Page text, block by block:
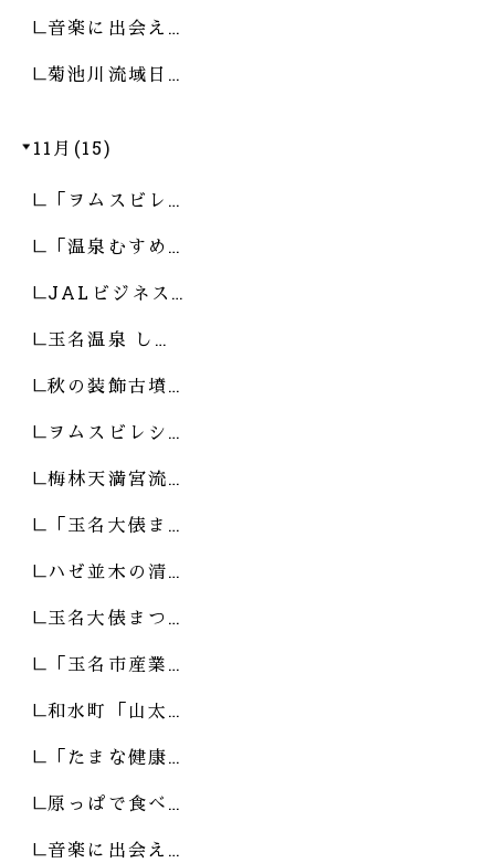
音楽に出会え…
菊池川流域日…
11月(15)
「ヲムスビレ…
「温泉むすめ…
JALビジネス…
玉名温泉 し…
秋の装飾古墳…
ヲムスビレシ…
梅林天満宮流…
「玉名大俵ま…
ハゼ並木の清…
玉名大俵まつ…
「玉名市産業…
和水町「山太…
「たまな健康…
原っぱで食べ…
音楽に出会え…